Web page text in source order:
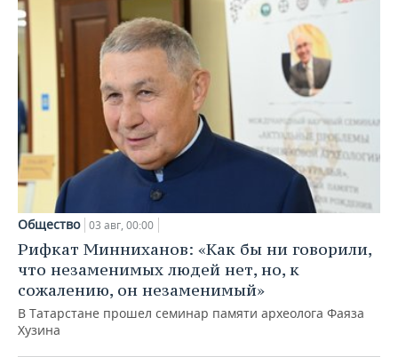
Общество 03 авг, 00:00
Рифкат Минниханов: «Как бы ни говорили,
что незаменимых людей нет, но, к
сожалению, он незаменимый»
В Татарстане прошел семинар памяти археолога Фаяза
Хузина